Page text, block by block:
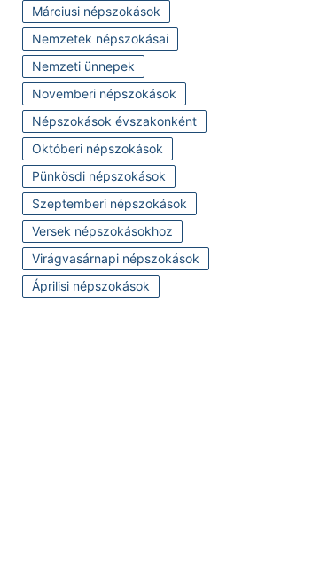
Márciusi népszokások
Nemzetek népszokásai
Nemzeti ünnepek
Novemberi népszokások
Népszokások évszakonként
Októberi népszokások
Pünkösdi népszokások
Szeptemberi népszokások
Versek népszokásokhoz
Virágvasárnapi népszokások
Áprilisi népszokások